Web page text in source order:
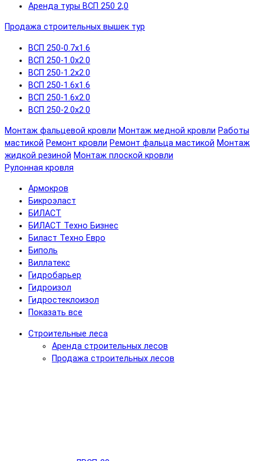
Аренда туры ВСП 250 2,0
Продажа строительных вышек тур
ВСП 250-0.7x1.6
ВСП 250-1.0x2.0
ВСП 250-1.2x2.0
ВСП 250-1.6x1.6
ВСП 250-1.6х2.0
ВСП 250-2.0x2.0
Монтаж фальцевой кровли Монтаж медной кровли Работы
мастикой Ремонт кровли Ремонт фальца мастикой Монтаж
жидкой резиной Монтаж плоской кровли
Рулонная кровля
Армокров
Бикроэласт
БИЛАСТ
БИЛАСТ Техно Бизнес
Биласт Техно Евро
Биполь
Виллатекс
Гидробарьер
Гидроизол
Гидростеклоизол
Показать все
Строительные леса
Аренда строительных лесов
Продажа строительных лесов